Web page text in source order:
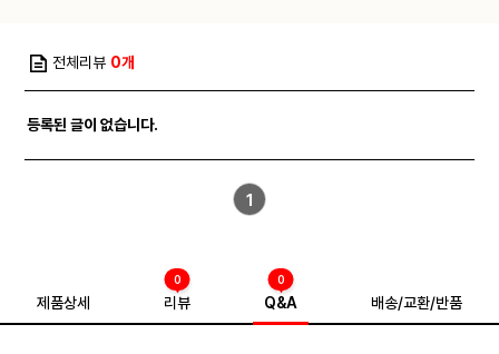
전체리뷰 0개
등록된 글이 없습니다.
1
제품상세 리뷰
0
Q&A
0
배송/교환/반품